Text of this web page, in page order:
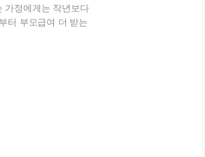
가정에게는 작년보다
터 부모급여 더 받는
밝혔다. 이에 읍·면·